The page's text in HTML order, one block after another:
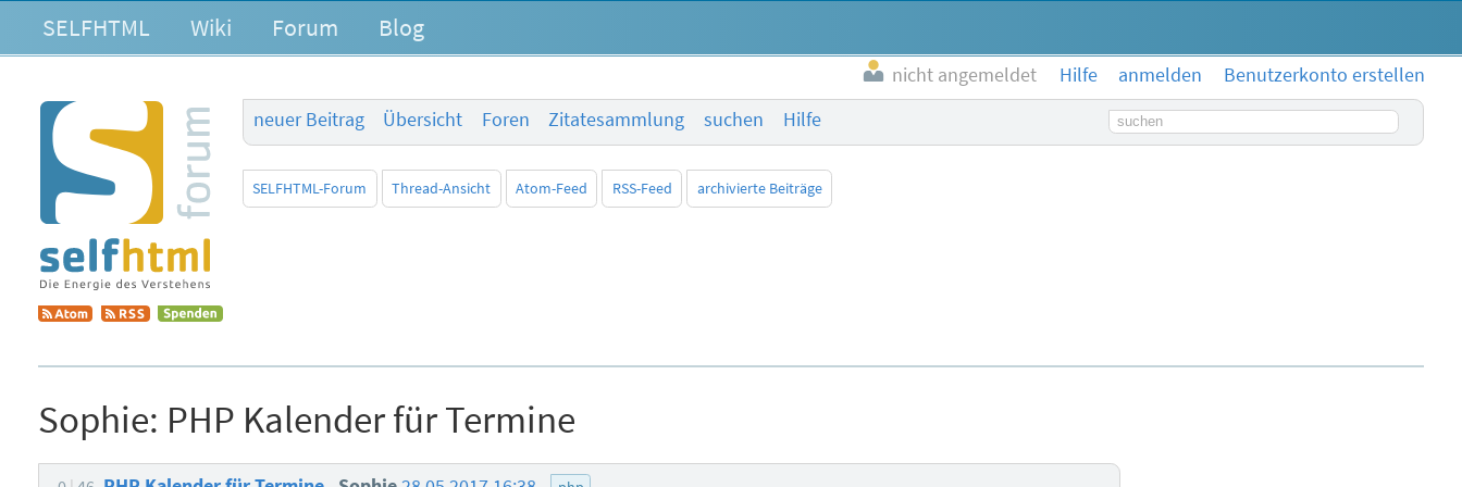
SELFHTML Wiki Forum Blog
nicht angemeldet Hilfe anmelden
Benutzerkonto erstellen
neuer Beitrag
Übersicht Foren Zitatesammlung suchen Hilfe Suchbegriff
SELFHTML-Forum Thread-Ansicht Atom-Feed RSS-Feed archivierte Beiträge
Sophie: PHP Kalender für Termine